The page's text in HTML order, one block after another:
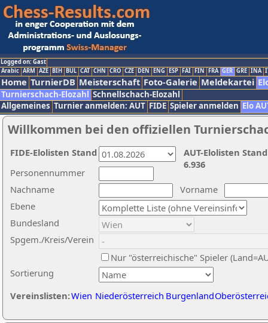
Logged on: Gast
Arabic ARM AZE BIH BUL CAT CHN CRO CZE DEN ENG ESP FAI FIN FRA GER GRE INA
Home TurnierDB Meisterschaft Foto-Galerie Meldekartei
Turnierschach-Elozahl Schnellschach-Elozahl
Allgemeines Turnier anmelden: AUT FIDE Spieler anmelden Elo
Willkommen bei den offiziellen
Nachname
Vorname
Ebene
Sortierung
Personennummer
Bundesland
Spgem./Kreis/Verein
Nur "österreichische" Spieler
Vereinslisten:Wien Niederösterreich Burgenland
AUT-Elolisten
6.936
FIDE-Elolisten Stand